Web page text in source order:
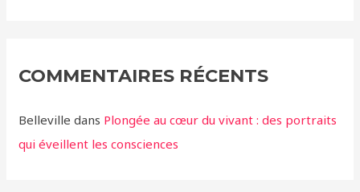
COMMENTAIRES RÉCENTS
Belleville dans Plongée au cœur du vivant : des portraits
qui éveillent les consciences